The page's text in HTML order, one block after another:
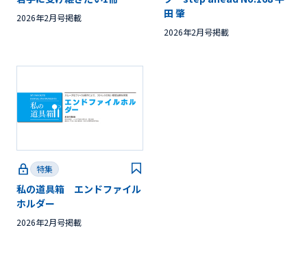
2026年2月号掲載
田 肇
2026年2月号掲載
特集
私の道具箱 エンドファイル
ホルダー
2026年2月号掲載